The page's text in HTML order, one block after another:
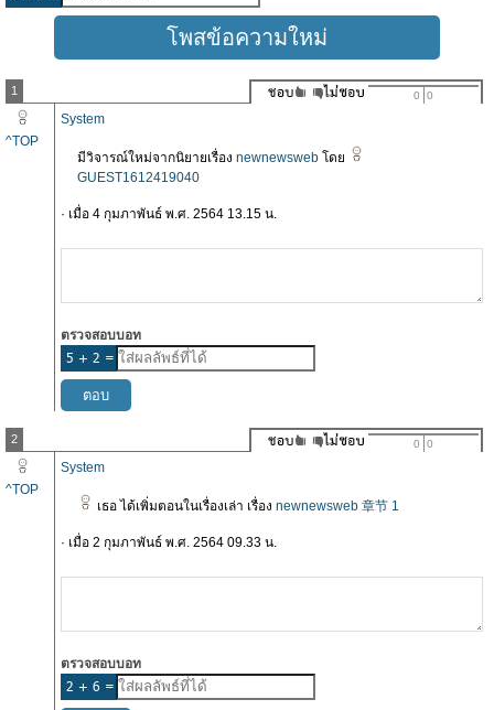
1 0 0
^TOP
System
มีวิจารณ์ใหม่จากนิยายเรื่อง newnewsweb โดย
GUEST1612419040
· เมื่อ 4 กุมภาพันธ์ พ.ศ. 2564 13.15 น.
ตรวจสอบบอท
2 0 0
^TOP
System
เธอ ได้เพิ่มตอนในเรื่องเล่า เรื่อง newnewsweb 章节 1
· เมื่อ 2 กุมภาพันธ์ พ.ศ. 2564 09.33 น.
ตรวจสอบบอท